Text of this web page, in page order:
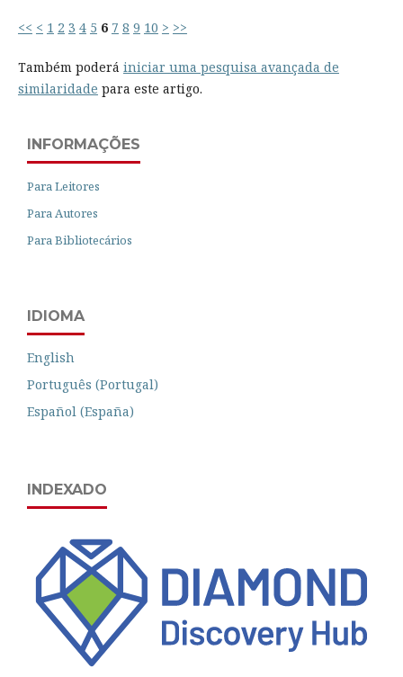
<< < 1 2 3 4 5 6 7 8 9 10 > >>
Também poderá iniciar uma pesquisa avançada de
similaridade para este artigo.
INFORMAÇÕES
Para Leitores
Para Autores
Para Bibliotecários
IDIOMA
English
Português (Portugal)
Español (España)
INDEXADO